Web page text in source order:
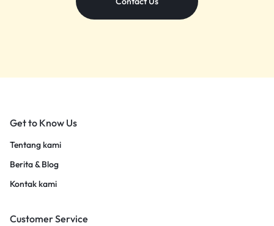
Get to Know Us
Tentang kami
Berita & Blog
Kontak kami
Customer Service